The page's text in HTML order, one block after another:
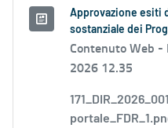
Approvazione esiti
sostanziale dei
Contenuto Web -
2026 12.35